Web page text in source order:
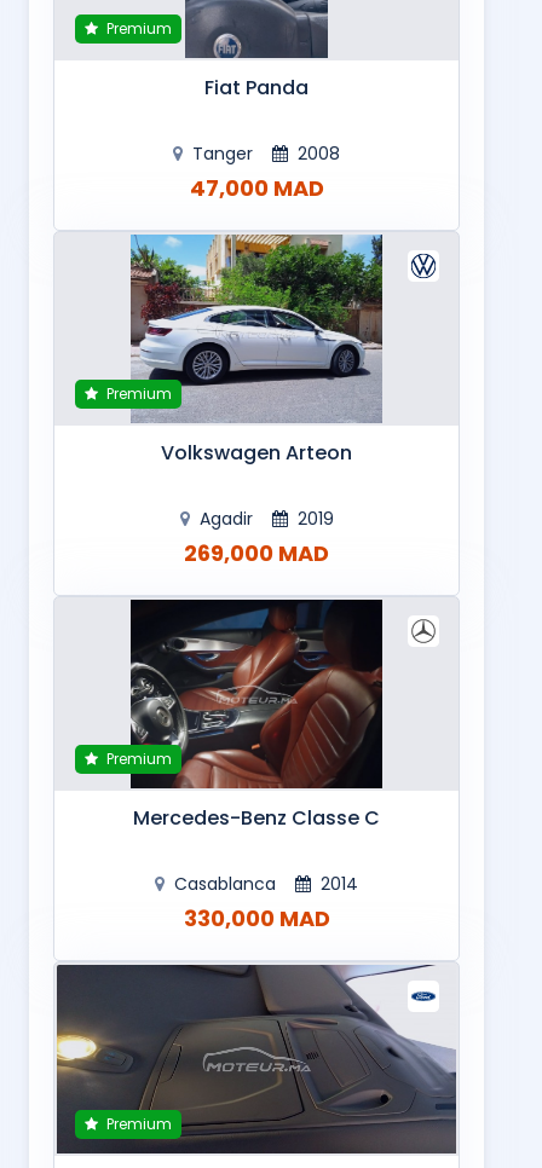
Premium
Fiat Panda
Tanger 2008
47,000 MAD
Premium
Volkswagen Arteon
Agadir 2019
269,000 MAD
Premium
Mercedes-Benz Classe C
Casablanca 2014
330,000 MAD
Premium